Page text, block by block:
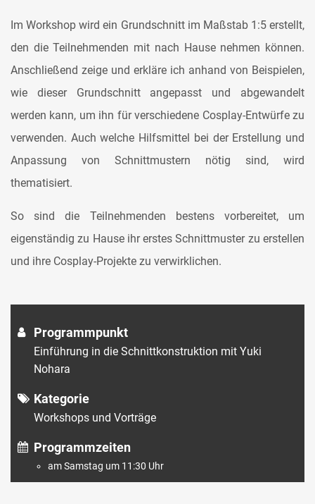
Im Workshop wird ein Grundschnitt im Maßstab 1:5 erstellt,
den die Teilnehmenden mit nach Hause nehmen können.
Anschließend zeige und erkläre ich anhand von Beispielen,
wie dieser Grundschnitt angepasst und abgewandelt
werden kann, um ihn für verschiedene Cosplay-Entwürfe zu
verwenden. Auch welche Hilfsmittel bei der Erstellung und
Anpassung von Schnittmustern nötig sind, wird
thematisiert.
So sind die Teilnehmenden bestens vorbereitet, um
eigenständig zu Hause ihr erstes Schnittmuster zu erstellen
und ihre Cosplay-Projekte zu verwirklichen.
Programmpunkt
Einführung in die Schnittkonstruktion mit Yuki
Nohara
Kategorie
Workshops und Vorträge
Programmzeiten
am Samstag um 11:30 Uhr